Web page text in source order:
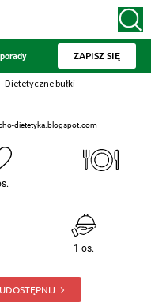
ZAPISZ SIĘ
Dietetyczne bułki
dietetyka.blogspot.com
1 os.
UDOSTĘPNIJ